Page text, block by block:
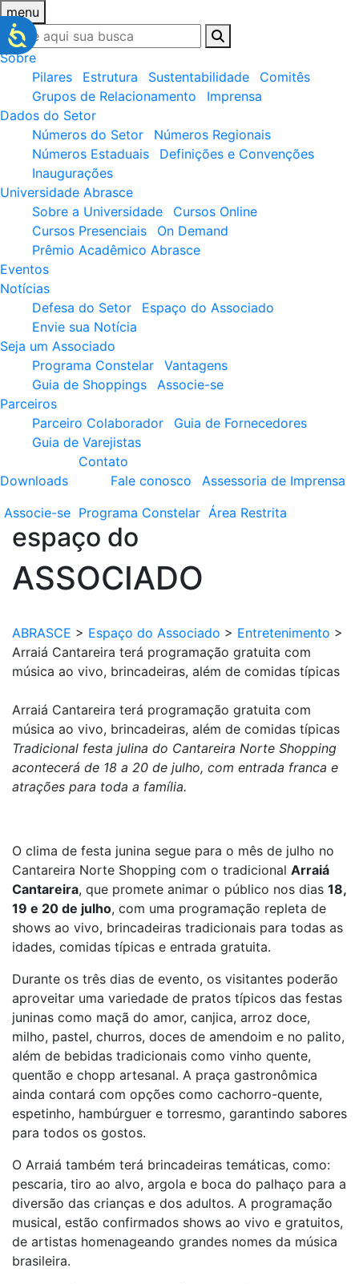
menu
Sobre
Pilares
Estrutura Sustentabilidade
Comitês
Grupos de Relacionamento
Imprensa
Dados do Setor
Números do Setor
Números Regionais
Números Estaduais
Definições e Convenções
Inaugurações
Universidade Abrasce
Sobre a Universidade
Cursos Online
Cursos Presenciais
On Demand
Prêmio Acadêmico Abrasce
Eventos
Notícias
Defesa do Setor
Espaço do Associado
Envie sua Notícia
Seja um Associado
Programa Constelar
Vantagens
Guia de Shoppings
Associe-se
Parceiros
Parceiro Colaborador
Guia de Fornecedores
Guia de Varejistas
Downloads
Contato
Fale conosco
Assessoria de Imprensa
Associe-se Programa Constelar Área Restrita
espaço do
ASSOCIADO
ABRASCE > Espaço do Associado > Entretenimento >
Arraiá Cantareira terá programação gratuita com
música ao vivo, brincadeiras, além de comidas típicas
Arraiá Cantareira terá programação gratuita com
música ao vivo, brincadeiras, além de comidas típicas
Tradicional festa julina do Cantareira Norte Shopping
acontecerá de 18 a 20 de julho, com entrada franca e
atrações para toda a família.
O clima de festa junina segue para o mês de julho no
Cantareira Norte Shopping com o tradicional Arraiá
Cantareira, que promete animar o público nos dias 18,
19 e 20 de julho, com uma programação repleta de
shows ao vivo, brincadeiras tradicionais para todas as
idades, comidas típicas e entrada gratuita.
Durante os três dias de evento, os visitantes poderão
aproveitar uma variedade de pratos típicos das festas
juninas como maçã do amor, canjica, arroz doce,
milho, pastel, churros, doces de amendoim e no palito,
além de bebidas tradicionais como vinho quente,
quentão e chopp artesanal. A praça gastronômica
ainda contará com opções como cachorro-quente,
espetinho, hambúrguer e torresmo, garantindo sabores
para todos os gostos.
O Arraiá também terá brincadeiras temáticas, como:
pescaria, tiro ao alvo, argola e boca do palhaço para a
diversão das crianças e dos adultos. A programação
musical, estão confirmados shows ao vivo e gratuitos,
de artistas homenageando grandes nomes da música
brasileira.